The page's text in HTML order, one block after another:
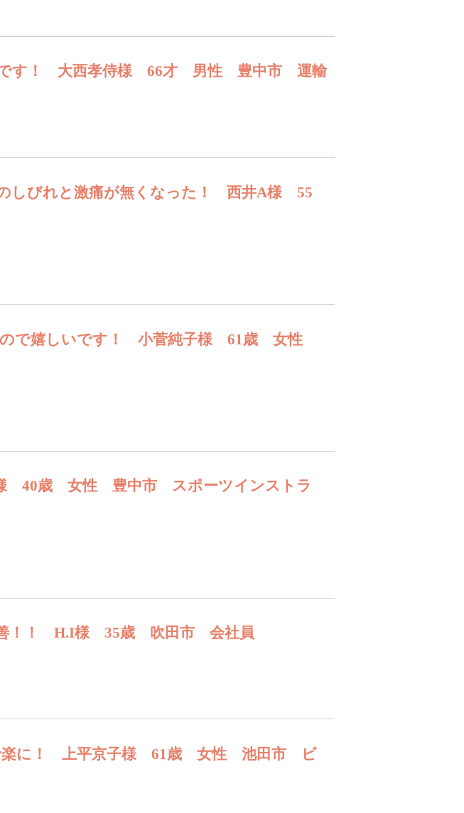
です！ 大西孝侍様 66才 男性 豊中市 運輸
しびれと激痛が無くなった！ 西井A様 55
ので嬉しいです！ 小菅純子様 61歳 女性
40歳 女性 豊中市 スポーツインストラ
善！！ H.I様 35歳 吹田市 会社員
で楽に！ 上平京子様 61歳 女性 池田市 ビ